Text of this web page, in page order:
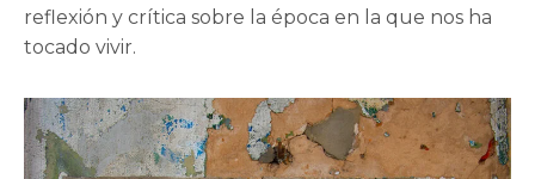
reflexión y crítica sobre la época en la que nos ha
tocado vivir.